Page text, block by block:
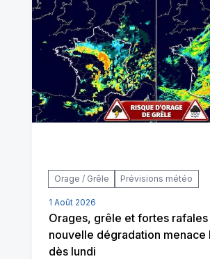
Orage / Grêle Prévisions météo
1 Août 2026
Orages, grêle et fortes rafales
nouvelle dégradation menace
dès lundi